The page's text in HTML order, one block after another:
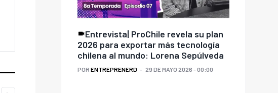
Entrevista| ProChile revela su plan
2026 para exportar más tecnología
chilena al mundo: Lorena Sepúlveda
POR ENTREPRENERD 29 DE MAYO 2026 - 00:00